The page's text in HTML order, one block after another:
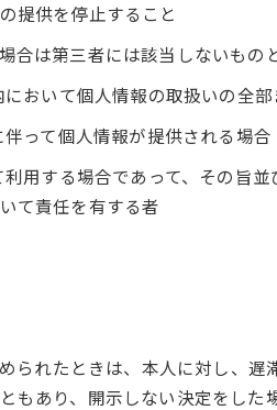
提供を停止すること
合は第三者には該当しないもの
おいて個人情報の取扱いの全
って個人情報が提供される場合
用する場合であって、その旨
て責任を有する者
られたときは、本人に対し、
もあり、開示しない決定をした